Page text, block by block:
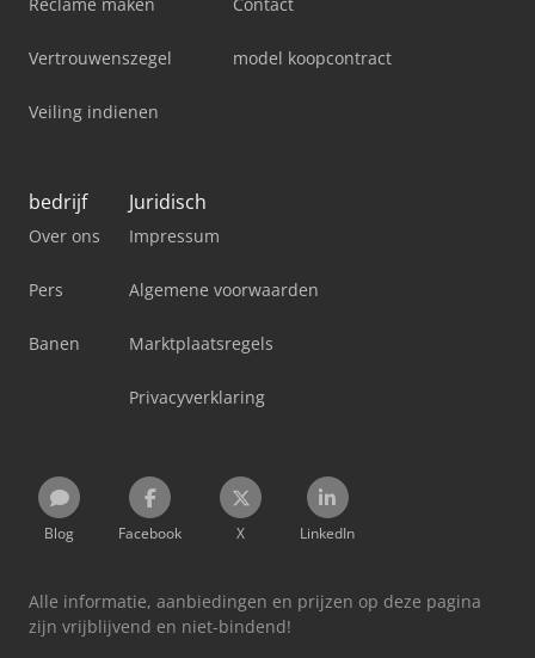
Vertrouwenszegel
Veiling indienen
model koopcontract
bedrijf
Over ons
Pers
Banen
Juridisch
Impressum
Algemene voorwaarden
Marktplaatsregels
Privacyverklaring
Blog Facebook X LinkedIn
Alle informatie, aanbiedingen en prijzen op deze pagina
zijn vrijblijvend en niet-bindend!